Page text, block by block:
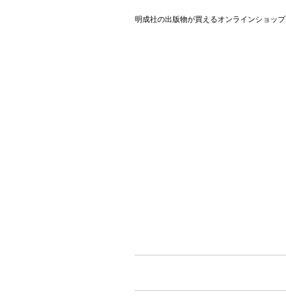
明成社の出版物が買えるオンラインショップ